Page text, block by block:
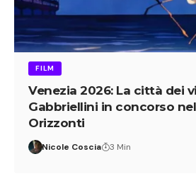
FILM
Venezia 2026: La città dei
Gabbriellini in concorso
Orizzonti
Nicole Coscia 3 Min